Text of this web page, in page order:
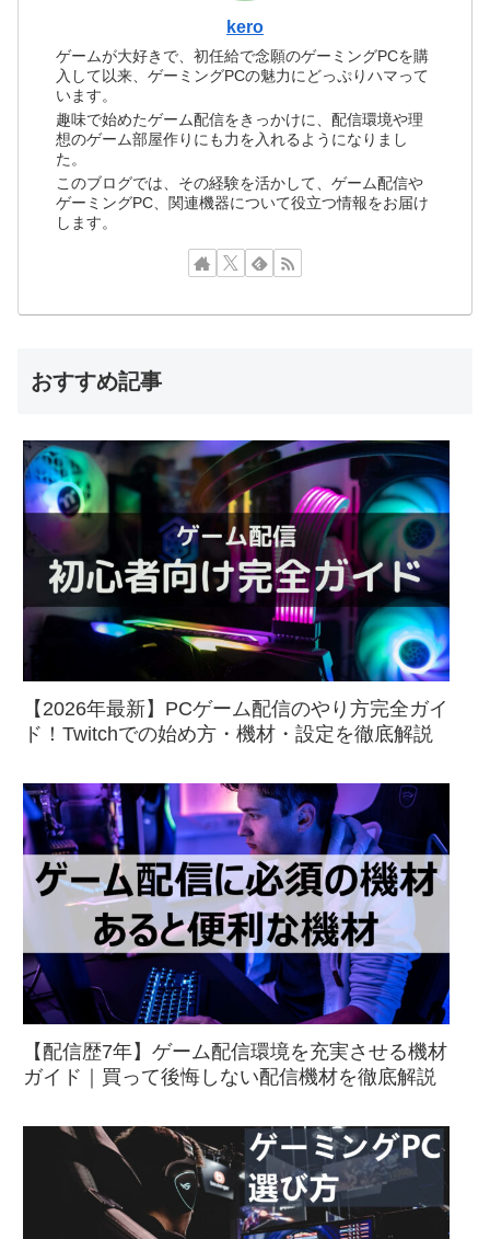
kero
ゲームが大好きで、初任給で念願のゲーミングPCを購
入して以来、ゲーミングPCの魅力にどっぷりハマって
います。
趣味で始めたゲーム配信をきっかけに、配信環境や理
想のゲーム部屋作りにも力を入れるようになりまし
た。
このブログでは、その経験を活かして、ゲーム配信や
ゲーミングPC、関連機器について役立つ情報をお届け
します。
おすすめ記事
【2026年最新】PCゲーム配信のやり方完全ガイ
ド！Twitchでの始め方・機材・設定を徹底解説
【配信歴7年】ゲーム配信環境を充実させる機材
ガイド｜買って後悔しない配信機材を徹底解説